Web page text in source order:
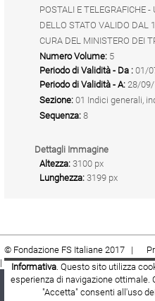
POSTALI E TELEGRAFICHE -
DELLO STATO VALIDO DAL
CURA DEL MINISTERO DEI
Numero Volume: 5
Periodo di Validità - Da : 01/
Periodo di Validità - A: 28/
Sezione: 01 Indici generali,
Sequenza: 8
Dettagli Immagine
Altezza: 3100 px
Lunghezza: 3199 px
© Fondazione FS Italiane 2017 |
|Cookie|Termini e condizioni
Informativa. Questo sito utilizza
esperienza di navigazione ottimale.
"Accetta" consenti all'uso
Fondazione FS Italiane